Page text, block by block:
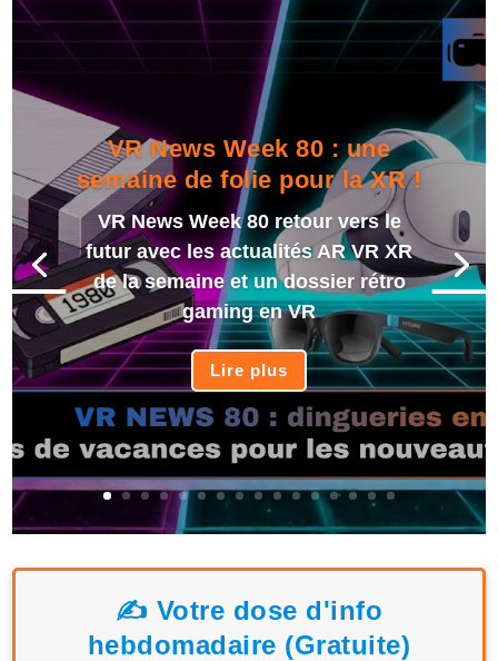
VR News Week 80 : une
semaine de folie pour la XR !
VR News Week 80 retour vers le
futur avec les actualités AR VR XR
de la semaine et un dossier rétro
gaming en VR
Lire plus
✍️ Votre dose d'info
hebdomadaire (Gratuite)